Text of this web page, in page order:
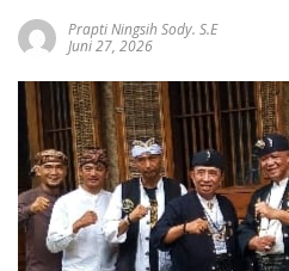
Prapti Ningsih Sody. S.E
Juni 27, 2026